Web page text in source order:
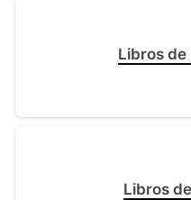
Libros de
Libros